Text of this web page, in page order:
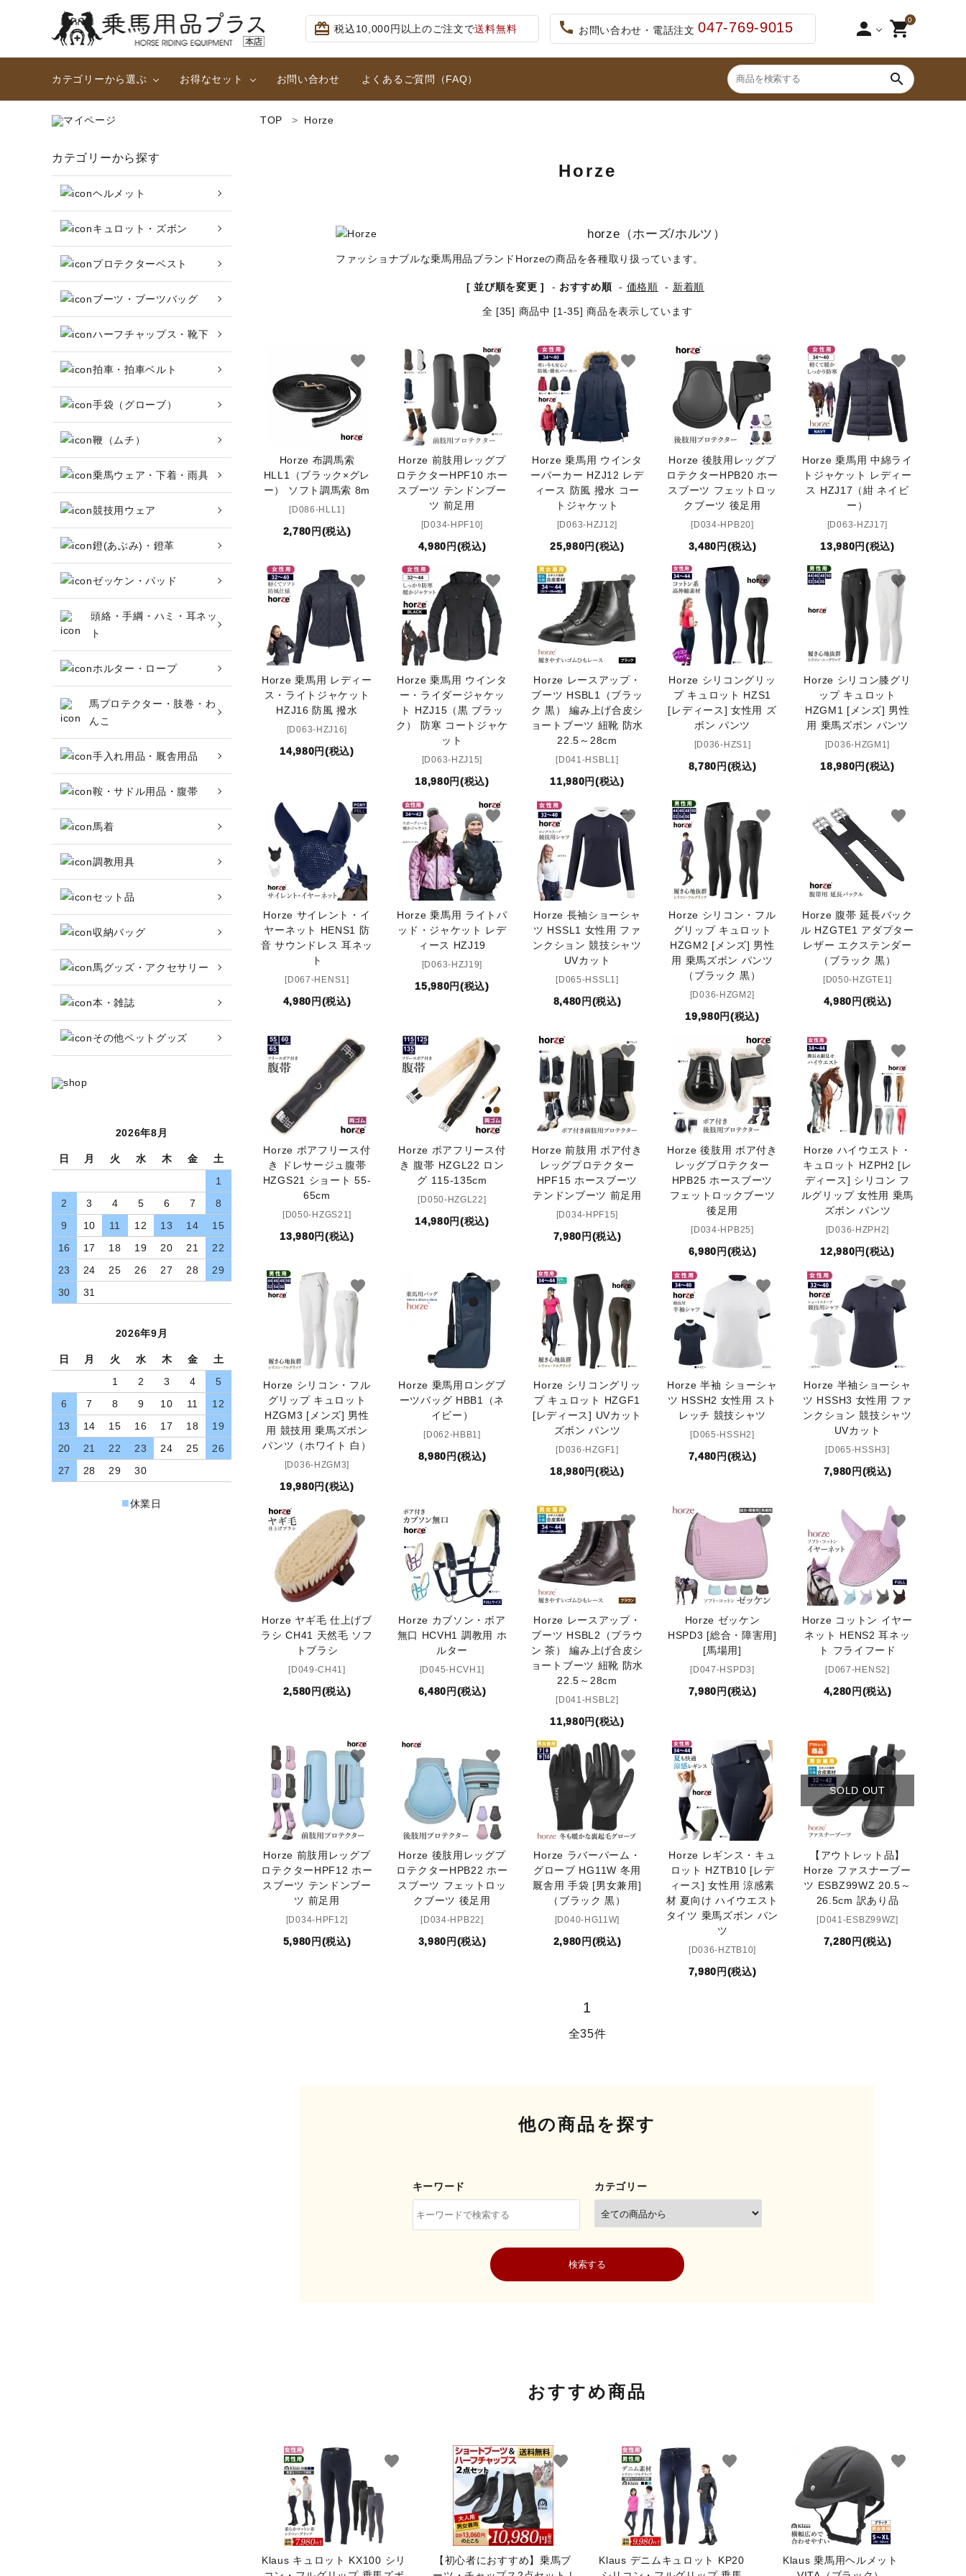
card_giftcard 税込10,000円以上のご注文で送料無料 call お問い合わせ・電話注文047-769-9015 person 0
shopping_cart
カテゴリーから選ぶ
手袋（グローブ）
乗馬ウェア・下着・雨具
頭絡・手綱・ハミ・耳ネット ホルター・ロープ
馬プロテクター・肢巻・わん
鞍・サドル用品・腹帯 調教用具
本・雑誌
コンテンツ記事
お得なセット
女性用ハイグレード2点セット
お問い合わせ よくあるご質問（FAQ） search
ブーツ・ブーツバッグ
ハーフチャップス・靴下
拍車・拍車ベルト
手袋（グローブ）
鞭（ムチ）
ホルター・ロープ
馬プロテクター・肢巻・わんこ
手入れ用品・厩舎用品
鞍・サドル用品・腹帯
馬着
調教用具
セット品
収納バッグ
馬グッズ・アクセサリー
本・雑誌
その他ペットグッズ
ブランド一覧
コンテンツ記事
INFORMATIOM
お買い物ガイド
よくあるご質問（FAQ）
特定商取引法について
お問い合わせ
ACCOUNT MENU
ようこそ ゲスト 様
TOP Horze
Horze
horze（ホーズ/ホルツ）
ファッショナブルな乗馬用品ブランドHorzeの商品を各種取り扱っています。
[ 並び順を変更 ] - おすすめ順 - 価格順 - 新着順
全 [35] 商品中 [1-35] 商品を表示しています
Horze 布調馬索
HLL1（ブラック×グレ
ー） ソフト調馬索 8m
[D086-HLL1]
2,780円(税込)
favorite
Horze 前肢用レッグプ
ロテクターHPF10 ホー
スブーツ テンドンブー
ツ 前足用
[D034-HPF10]
4,980円(税込)
favorite
Horze 乗馬用 ウインタ
ーパーカー HZJ12 レデ
ィース 防風 撥水 コー
トジャケット
[D063-HZJ12]
25,980円(税込)
favorite
Horze 後肢用レッグプ
ロテクターHPB20 ホー
スブーツ フェットロッ
クブーツ 後足用
[D034-HPB20]
3,480円(税込)
favorite
Horze 乗馬用 中綿ライ
トジャケット レディー
ス HZJ17（紺 ネイビ
ー）
[D063-HZJ17]
13,980円(税込)
favorite
Horze 乗馬用 レディー
ス・ライトジャケット
HZJ16 防風 撥水
[D063-HZJ16]
14,980円(税込)
favorite
Horze 乗馬用 ウインタ
ー・ライダージャケッ
ト HZJ15（黒 ブラッ
ク） 防寒 コートジャケ
ット
[D063-HZJ15]
18,980円(税込)
favorite
Horze レースアップ・
ブーツ HSBL1（ブラッ
ク 黒） 編み上げ合皮シ
ョートブーツ 紐靴 防水
22.5～28cm
[D041-HSBL1]
11,980円(税込)
favorite
Horze シリコングリッ
プ キュロット HZS1
[レディース] 女性用 ズ
ボン パンツ
[D036-HZS1]
8,780円(税込)
favorite
Horze シリコン膝グリ
ップ キュロット
HZGM1 [メンズ] 男性
用 乗馬ズボン パンツ
[D036-HZGM1]
18,980円(税込)
favorite
Horze サイレント・イ
ヤーネット HENS1 防
音 サウンドレス 耳ネッ
ト
[D067-HENS1]
4,980円(税込)
favorite
Horze 乗馬用 ライトパ
ッド・ジャケット レデ
ィース HZJ19
[D063-HZJ19]
15,980円(税込)
favorite
Horze 長袖ショーシャ
ツ HSSL1 女性用 ファ
ンクション 競技シャツ
UVカット
[D065-HSSL1]
8,480円(税込)
favorite
Horze シリコン・フル
グリップ キュロット
HZGM2 [メンズ] 男性
用 乗馬ズボン パンツ
（ブラック 黒）
[D036-HZGM2]
19,980円(税込)
favorite
Horze 腹帯 延長バック
ル HZGTE1 アダプター
レザー エクステンダー
（ブラック 黒）
[D050-HZGTE1]
4,980円(税込)
favorite
Horze ボアフリース付
き ドレサージュ腹帯
HZGS21 ショート 55-
65cm
[D050-HZGS21]
13,980円(税込)
favorite
Horze ボアフリース付
き 腹帯 HZGL22 ロン
グ 115-135cm
[D050-HZGL22]
14,980円(税込)
favorite
Horze 前肢用 ボア付き
レッグプロテクター
HPF15 ホースブーツ
テンドンブーツ 前足用
[D034-HPF15]
7,980円(税込)
favorite
Horze 後肢用 ボア付き
レッグプロテクター
HPB25 ホースブーツ
フェットロックブーツ
後足用
[D034-HPB25]
6,980円(税込)
favorite
Horze ハイウエスト・
キュロット HZPH2 [レ
ディース] シリコン フ
ルグリップ 女性用 乗馬
ズボン パンツ
[D036-HZPH2]
12,980円(税込)
favorite
Horze シリコン・フル
グリップ キュロット
HZGM3 [メンズ] 男性
用 競技用 乗馬ズボン
パンツ（ホワイト 白）
[D036-HZGM3]
19,980円(税込)
favorite
Horze 乗馬用ロングブ
ーツバッグ HBB1（ネ
イビー）
[D062-HBB1]
8,980円(税込)
favorite
Horze シリコングリッ
プ キュロット HZGF1
[レディース] UVカット
ズボン パンツ
[D036-HZGF1]
18,980円(税込)
favorite
Horze 半袖 ショーシャ
ツ HSSH2 女性用 スト
レッチ 競技シャツ
[D065-HSSH2]
7,480円(税込)
favorite
Horze 半袖ショーシャ
ツ HSSH3 女性用 ファ
ンクション 競技シャツ
UVカット
[D065-HSSH3]
7,980円(税込)
favorite
Horze ヤギ毛 仕上げブ
ラシ CH41 天然毛 ソフ
トブラシ
[D049-CH41]
2,580円(税込)
favorite
Horze カブソン・ボア
無口 HCVH1 調教用 ホ
ルター
[D045-HCVH1]
6,480円(税込)
favorite
Horze レースアップ・
ブーツ HSBL2（ブラウ
ン 茶） 編み上げ合皮シ
ョートブーツ 紐靴 防水
22.5～28cm
[D041-HSBL2]
11,980円(税込)
favorite
Horze ゼッケン
HSPD3 [総合・障害用]
[馬場用]
[D047-HSPD3]
7,980円(税込)
favorite
Horze コットン イヤー
ネット HENS2 耳ネッ
ト フライフード
[D067-HENS2]
4,280円(税込)
favorite
Horze 前肢用レッグプ
ロテクターHPF12 ホー
スブーツ テンドンブー
ツ 前足用
[D034-HPF12]
5,980円(税込)
favorite
Horze 後肢用レッグプ
ロテクターHPB22 ホー
スブーツ フェットロッ
クブーツ 後足用
[D034-HPB22]
3,980円(税込)
favorite
Horze ラバーパーム・
グローブ HG11W 冬用
厩舎用 手袋 [男女兼用]
（ブラック 黒）
[D040-HG11W]
2,980円(税込)
favorite
Horze レギンス・キュ
ロット HZTB10 [レデ
ィース] 女性用 涼感素
材 夏向け ハイウエスト
タイツ 乗馬ズボン パン
ツ
[D036-HZTB10]
7,980円(税込)
favorite
SOLD OUT
【アウトレット品】
Horze ファスナーブー
ツ ESBZ99WZ 20.5～
26.5cm 訳あり品
[D041-ESBZ99WZ]
7,280円(税込)
favorite
1
全35件
他の商品を探す
キーワード カテゴリー
検索する
カテゴリー
検索する
おすすめ商品
Klaus キュロット KX100 シリ
favorite
【初心者におすすめ】乗馬ブ
favorite
Klaus デニムキュロット KP20
favorite
Klaus 乗馬用ヘルメット
favorite
カテゴリーから探す
ヘルメット
キュロット・ズボン
プロテクターベスト
ブーツ・ブーツバッグ
ハーフチャップス・靴下
拍車・拍車ベルト
手袋（グローブ）
鞭（ムチ）
乗馬ウェア・下着・雨具
競技用ウェア
鐙(あぶみ)・鐙革
ゼッケン・パッド
頭絡・手綱・ハミ・耳ネッ
ト
ホルター・ロープ
馬プロテクター・肢巻・わ
んこ
手入れ用品・厩舎用品
鞍・サドル用品・腹帯
馬着
調教用具
セット品
収納バッグ
馬グッズ・アクセサリー
本・雑誌
その他ペットグッズ
2026年8月
日 月 火 水 木 金
土
1
2
3 4 5 6 7
8
9
10 11 12 13 14
15
16
17 18 19 20 21
22
23
24 25 26 27 28
29
30
31
2026年9月
日 月 火 水 木 金
土
1
2 3 4
5
6
7 8 9 10 11
12
13
14 15 16 17 18
19
20
21 22 23 24 25
26
27
28 29 30
■休業日